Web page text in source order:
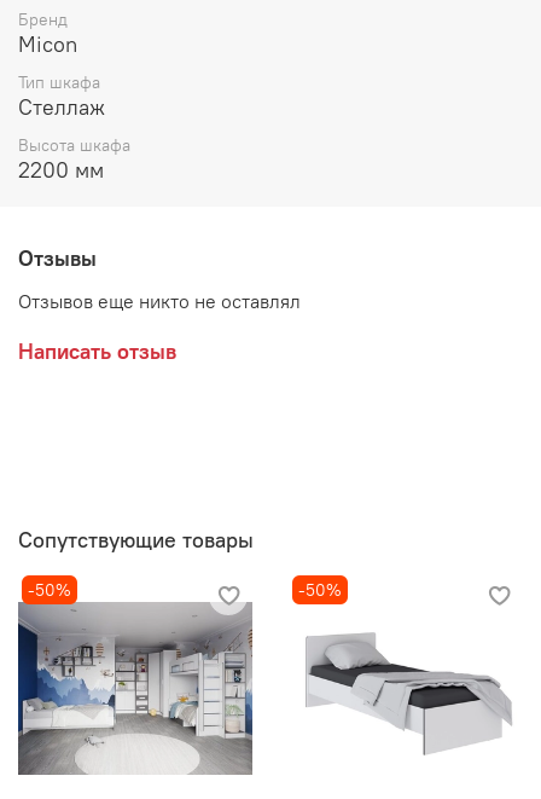
Цвет:
ЛДСП Белый с тиснением "Древесные поры" / ЛДСП
Графит Серый
ЛДСП Серый камень / ЛДСП Дуб Крафт Серый
Бренд
Micon
Тип шкафа
Стеллаж
Высота шкафа
2200 мм
Отзывы
Отзывов еще никто не оставлял
Написать отзыв
Сопутствующие товары
-50% -50%